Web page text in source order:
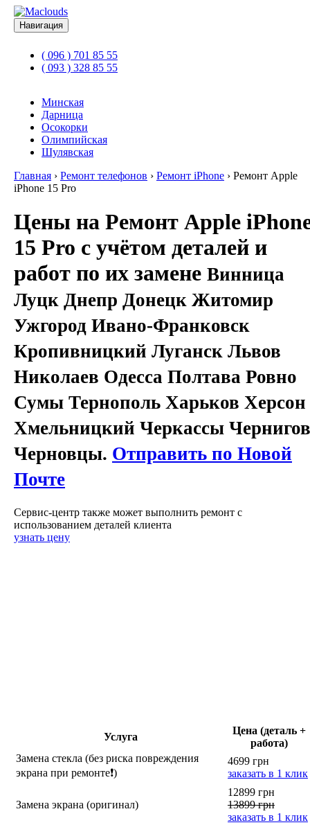
Навигация
( 096 ) 701 85 55
( 093 ) 328 85 55
Минская
Дарница
Осокорки
Олимпийская
Шулявская
Главная › Ремонт телефонов › Ремонт iPhone › Ремонт Apple
iPhone 15 Pro
Цены на Ремонт Apple
15 Pro с учётом деталей и
работ по их замене Винница
Луцк Днепр Донецк Житомир
Ужгород Ивано-Франковск
Кропивницкий Луганск Львов
Николаев Одесса Полтава Ровно
Сумы Тернополь Харьков Херсон
Хмельницкий Черкассы Чернигов
Черновцы. Отправить по Новой
Почте
Сервис-центр также может выполнить ремонт с
использованием деталей клиента
узнать цену
Услуга
Цена (деталь +
работа)
Замена стекла (без риска повреждения
экрана при ремонте❗)
4699 грн
заказать в 1 клик
Замена экрана (оригинал)
12899 грн
13899 грн
заказать в 1 клик